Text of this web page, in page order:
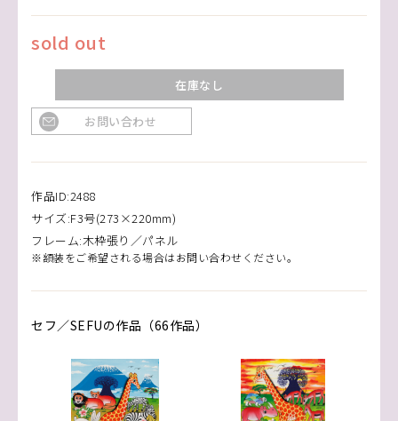
sold out
在庫なし
お問い合わせ
作品ID:2488
サイズ:F3号(273×220mm)
フレーム:木枠張り／パネル
※額装をご希望される場合はお問い合わせください。
セフ／SEFUの作品（66作品）